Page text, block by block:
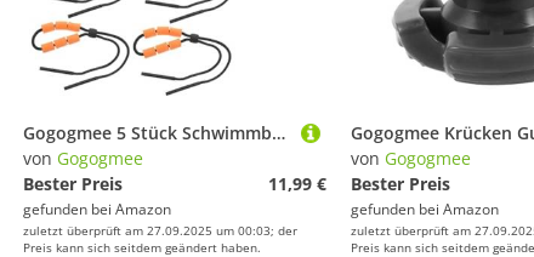
Gogogmee 5 Stück Schwimmbrillen Ersatzriemen Schwimmbrille Ersatzband Verstellbar Schwimmfähiger Brillenhalter Schwimmbrillenband für Wassersport Strand Pool Boote
von Gogogmee
Bester Preis
11,99 €
gefunden bei Amazon
zuletzt überprüft am 27.09.2025 um 00:03; der
Preis kann sich seitdem geändert haben.
von Gogogmee
Bester Preis
gefunden bei Amazon
zuletzt überprüft am
Preis kann sich seitdem